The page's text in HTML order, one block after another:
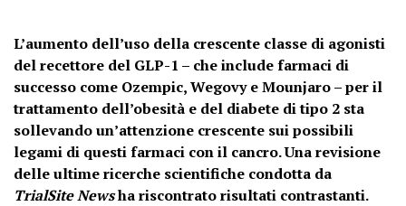
L’aumento dell’uso della crescente classe di agonisti
del recettore del GLP-1 – che include farmaci di
successo come Ozempic, Wegovy e Mounjaro – per il
trattamento dell’obesità e del diabete di tipo 2 sta
sollevando un’attenzione crescente sui possibili
legami di questi farmaci con il cancro. Una revisione
delle ultime ricerche scientifiche condotta da
TrialSite Newsha riscontrato risultati contrastanti.